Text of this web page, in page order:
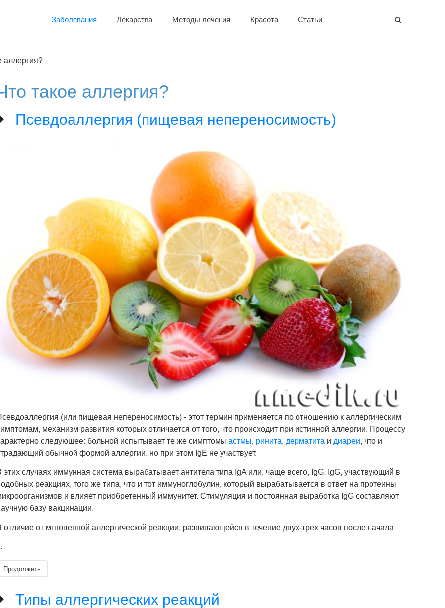
Заболевания Лекарства Методы лечения Красота Статьи
аллергия?
такое аллергия?
Псевдоаллергия (пищевая непереносимость)
(или пищевая непереносимость) - этот термин применяется по отношению к аллергическим
механизм развития которых отличается от того, что происходит при истинной аллергии. Процессу
следующее: больной испытывает те же симптомы астмы, ринита, дерматита и диареи, что и
обычной формой аллергии, но при этом IgE не участвует.
этих случаях иммунная система вырабатывает антитела типа IgA или, чаще всего, IgG. IgG, участвующий в
реакциях, того же типа, что и тот иммуноглобулин, который вырабатывается в ответ на протеины
и влияет приобретенный иммунитет. Стимуляция и постоянная выработка IgG составляют
базу вакцинации.
отличие от мгновенной аллергической реакции, развивающейся в течение двух-трех часов после начала
Продолжить
Типы аллергических реакций